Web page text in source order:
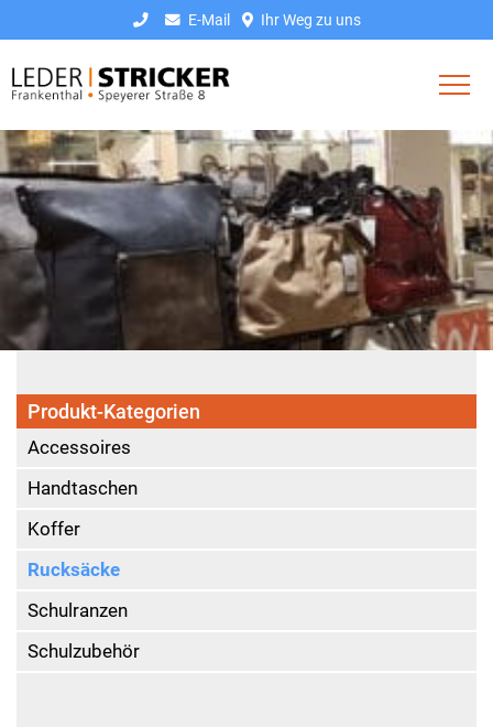
E-Mail Ihr Weg zu uns
Produkt-Kategorien
Accessoires
Handtaschen
Koffer
Rucksäcke
Schulranzen
Schulzubehör